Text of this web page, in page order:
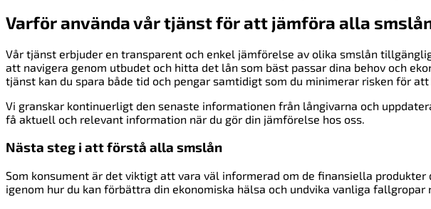
Varför använda vår tjänst för att jämföra alla
Vår tjänst erbjuder en transparent och enkel jämförelse av olika smslån
att navigera genom utbudet och hitta det lån som bäst passar dina behov och
tjänst kan du spara både tid och pengar samtidigt som du minimerar risken för att
Vi granskar kontinuerligt den senaste informationen från långivarna och
få aktuell och relevant information när du gör din jämförelse hos oss.
Nästa steg i att förstå alla smslån
Som konsument är det viktigt att vara väl informerad om de finansiella produkter
igenom hur du kan förbättra din ekonomiska hälsa och undvika vanliga fallgropar